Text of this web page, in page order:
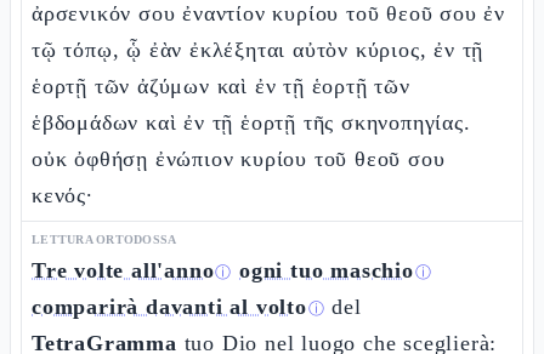
ἀρσενικόν σου ἐναντίον κυρίου τοῦ θεοῦ σου ἐν
τῷ τόπῳ, ᾧ ἐὰν ἐκλέξηται αὐτὸν κύριος, ἐν τῇ
ἑορτῇ τῶν ἀζύμων καὶ ἐν τῇ ἑορτῇ τῶν
ἑβδομάδων καὶ ἐν τῇ ἑορτῇ τῆς σκηνοπηγίας.
οὐκ ὀφθήσῃ ἐνώπιον κυρίου τοῦ θεοῦ σου
κενός·
LETTURA ORTODOSSA
Tre volte all'annoⓘ ogni tuo maschioⓘ
comparirà davanti al voltoⓘ del
TetraGramma tuo Dio nel luogo che sceglierà: